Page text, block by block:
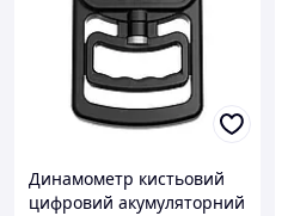
Динамометр кистьовий
цифровий акумуляторний